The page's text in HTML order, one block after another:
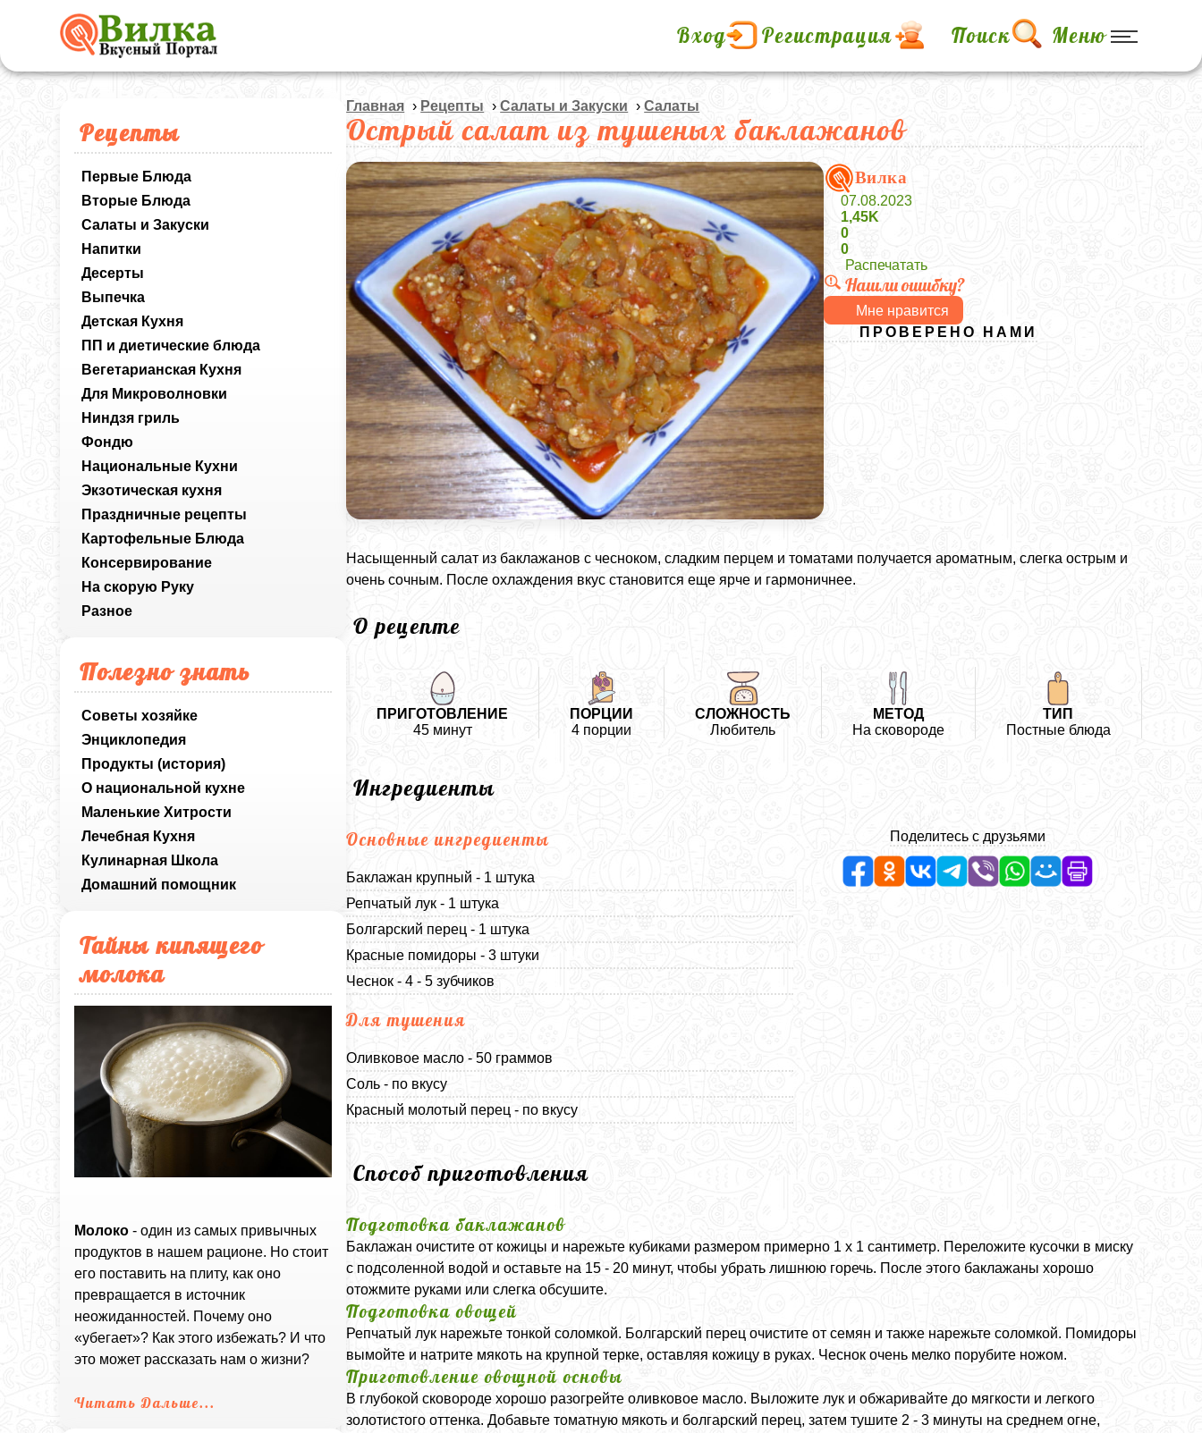
Вход Регистрация Поиск Меню
Рецепты
Первые Блюда
Вторые Блюда
Салаты и Закуски
Напитки
Десерты
Выпечка
Детская Кухня
ПП и диетические блюда
Вегетарианская Кухня
Для Микроволновки
Ниндзя гриль
Фондю
Национальные Кухни
Экзотическая кухня
Праздничные рецепты
Картофельные Блюда
Консервирование
На скорую Руку
Разное
Полезно знать
Советы хозяйке
Энциклопедия
Продукты (история)
О национальной кухне
Маленькие Хитрости
Лечебная Кухня
Кулинарная Школа
Домашний помощник
Тайны кипящего
молока
Молоко - один из самых привычных
продуктов в нашем рационе. Но стоит
его поставить на плиту, как оно
превращается в источник
неожиданностей. Почему оно
«убегает»? Как этого избежать? И что
это может рассказать нам о жизни?
Читать Дальше...
Главная › Рецепты ›Салаты и Закуски ›Салаты
Острый салат из тушеных баклажанов
Вилка
07.08.2023
1,45K
0
0
Распечатать
Нашли ошибку?
Мне нравится
ПРОВЕРЕНО НАМИ
Насыщенный салат из баклажанов с чесноком, сладким перцем и томатами получается ароматным, слегка острым и
очень сочным. После охлаждения вкус становится еще ярче и гармоничнее.
О рецепте
ПРИГОТОВЛЕНИЕ
45 минут
ПОРЦИИ
4 порции
СЛОЖНОСТЬ
Любитель
МЕТОД
На сковороде
ТИП
Постные блюда
Ингредиенты
Основные ингредиенты
Баклажан крупный - 1 штука
Репчатый лук - 1 штука
Болгарский перец - 1 штука
Красные помидоры - 3 штуки
Чеснок - 4 - 5 зубчиков
Для тушения
Оливковое масло - 50 граммов
Соль - по вкусу
Красный молотый перец - по вкусу
Поделитесь с друзьями
Способ приготовления
Подготовка баклажанов
Баклажан очистите от кожицы и нарежьте кубиками размером примерно 1 х 1 сантиметр. Переложите кусочки в миску
с подсоленной водой и оставьте на 15 - 20 минут, чтобы убрать лишнюю горечь. После этого баклажаны хорошо
отожмите руками или слегка обсушите.
Подготовка овощей
Репчатый лук нарежьте тонкой соломкой. Болгарский перец очистите от семян и также нарежьте соломкой. Помидоры
вымойте и натрите мякоть на крупной терке, оставляя кожицу в руках. Чеснок очень мелко порубите ножом.
Приготовление овощной основы
В глубокой сковороде хорошо разогрейте оливковое масло. Выложите лук и обжаривайте до мягкости и легкого
золотистого оттенка. Добавьте томатную мякоть и болгарский перец, затем тушите 2 - 3 минуты на среднем огне,